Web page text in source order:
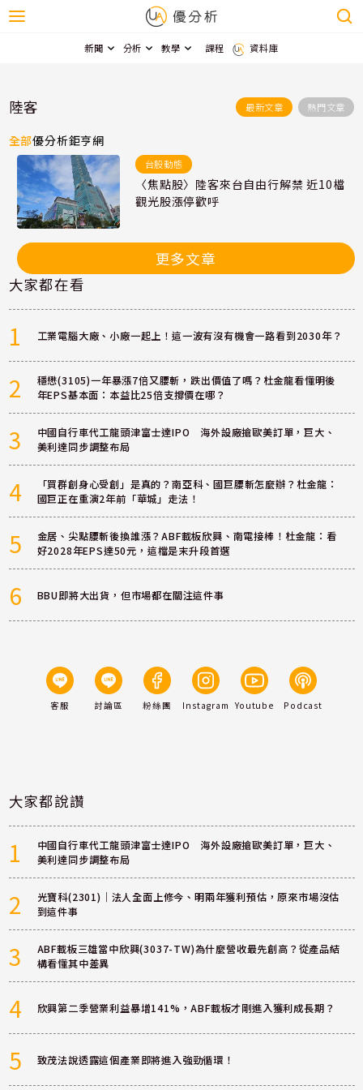
新聞 分析 教學 課程 資料庫
陸客 最新文章 熱門文章
全部優分析鉅亨網
台股動態
〈焦點股〉陸客來台自由行解禁 近10檔
觀光股漲停歡呼
更多文章
大家都在看
1 工業電腦大廠、小廠一起上！這一波有沒有機會一路看到2030年？
2
穩懋(3105)一年暴漲7倍又腰斬，跌出價值了嗎？杜金龍看懂明後
年EPS基本面：本益比25倍支撐價在哪？
3
中國自行車代工龍頭津富士達IPO 海外設廠搶歐美訂單，巨大、
美利達同步調整布局
4
「買群創身心受創」是真的？南亞科、國巨腰斬怎麼辦？杜金龍：
國巨正在重演2年前「華城」走法！
5
金居、尖點腰斬後換誰漲？ABF載板欣興、南電接棒！杜金龍：看
好2028年EPS達50元，這檔是末升段首選
6 BBU即將大出貨，但市場都在關注這件事
客服 討論區 粉絲團 Instagram Youtube Podcast
大家都說讚
1
中國自行車代工龍頭津富士達IPO 海外設廠搶歐美訂單，巨大、
美利達同步調整布局
2
光寶科(2301)｜法人全面上修今、明兩年獲利預估，原來市場沒估
到這件事
3
ABF載板三雄當中欣興(3037-TW)為什麼營收最先創高？從產品結
構看懂其中差異
4 欣興第二季營業利益暴增141%，ABF載板才剛進入獲利成長期？
5 致茂法說透露這個產業即將進入強勁循環！